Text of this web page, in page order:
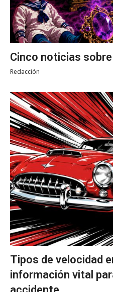
Cinco noticias
Redacción
Tipos de velocidad
información vital